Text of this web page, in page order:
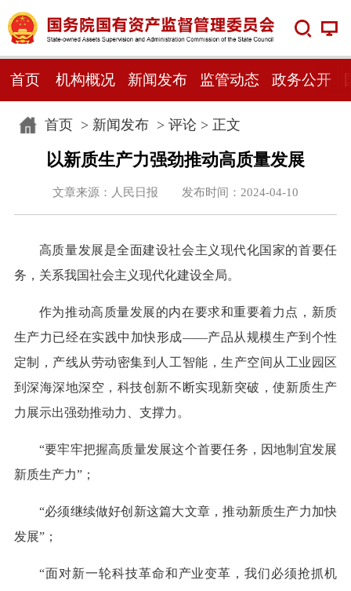
首页 机构概况 新闻发布 监管动态 政务公开
首页> 新闻发布> 评论 > 正文
以新质生产力强劲推动高质量发展
文章来源：人民日报 发布时间：2024-04-10
高质量发展是全面建设社会主义现代化国家的首要任
务，关系我国社会主义现代化建设全局。
作为推动高质量发展的内在要求和重要着力点，新质
生产力已经在实践中加快形成——产品从规模生产到个性
定制，产线从劳动密集到人工智能，生产空间从工业园区
到深海深地深空，科技创新不断实现新突破，使新质生产
力展示出强劲推动力、支撑力。
“要牢牢把握高质量发展这个首要任务，因地制宜发展
新质生产力”；
“必须继续做好创新这篇大文章，推动新质生产力加快
发展”；
“面对新一轮科技革命和产业变革，我们必须抢抓机